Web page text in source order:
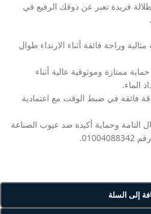
فريدة تعبر عن ذوقك الرفيع في
وراحة فائقة أثناء الارتداء طوال
ممتازة وموثوقية عالية أثناء
الماء.
فائقة في ضبط الوقت مع اعتمادية
التامة وحماية أكيدة ضد عيوب الصناعة
إلى السلة